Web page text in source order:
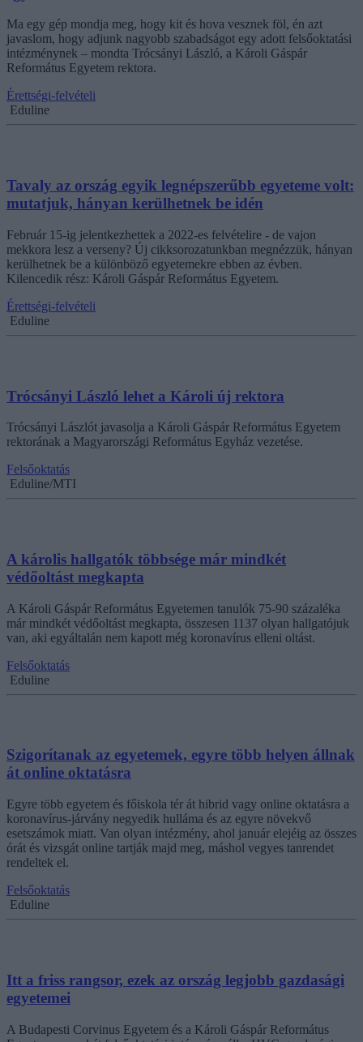
Ma egy gép mondja meg, hogy kit és hova vesznek föl, én azt
javaslom, hogy adjunk nagyobb szabadságot egy adott felsőoktatási
intézménynek – mondta Trócsányi László, a Károli Gáspár
Református Egyetem rektora.
Érettségi-felvételi
Eduline
Tavaly az ország egyik legnépszerűbb egyeteme volt:
mutatjuk, hányan kerülhetnek be idén
Február 15-ig jelentkezhettek a 2022-es felvételire - de vajon
mekkora lesz a verseny? Új cikksorozatunkban megnézzük, hányan
kerülhetnek be a különböző egyetemekre ebben az évben.
Kilencedik rész: Károli Gáspár Református Egyetem.
Érettségi-felvételi
Eduline
Trócsányi László lehet a Károli új rektora
Trócsányi Lászlót javasolja a Károli Gáspár Református Egyetem
rektorának a Magyarországi Református Egyház vezetése.
Felsőoktatás
Eduline/MTI
A károlis hallgatók többsége már mindkét
védőoltást megkapta
A Károli Gáspár Református Egyetemen tanulók 75-90 százaléka
már mindkét védőoltást megkapta, összesen 1137 olyan hallgatójuk
van, aki egyáltalán nem kapott még koronavírus elleni oltást.
Felsőoktatás
Eduline
Szigorítanak az egyetemek, egyre több helyen állnak
át online oktatásra
Egyre több egyetem és főiskola tér át hibrid vagy online oktatásra a
koronavírus-járvány negyedik hulláma és az egyre növekvő
esetszámok miatt. Van olyan intézmény, ahol január elejéig az összes
órát és vizsgát online tartják majd meg, máshol vegyes tanrendet
rendeltek el.
Felsőoktatás
Eduline
Itt a friss rangsor, ezek az ország legjobb gazdasági
egyetemei
A Budapesti Corvinus Egyetem és a Károli Gáspár Református